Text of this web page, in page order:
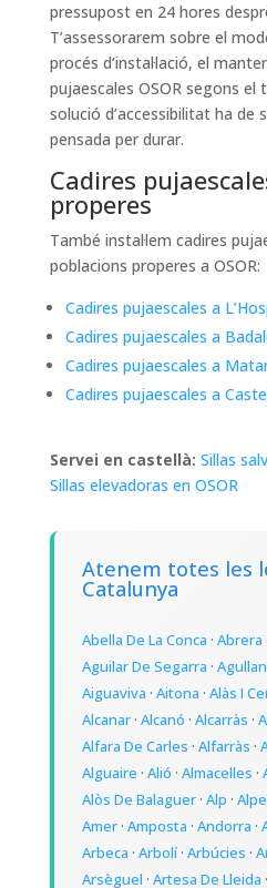
pressupost en 24 hores
T’assessorarem sobre el
procés d’instal·lació, el
pujaescales OSOR segons el
solució d’accessibilitat ha de
pensada per durar.
Cadires
properes
També instal·lem cadires
poblacions properes a OSOR:
Cadires pujaescales a
Cadires pujaescales a
Cadires pujaescales a
Cadires pujaescales a
Servei en castellà: Sillas
Sillas elevadoras en OSOR
Atenem totes les
Catalunya
Abella De La Conca · Abrera
Aguilar De Segarra ·
Aiguaviva · Aitona · Alàs I
Alcanar· Alcanó · Alcarràs ·
Alfara De Carles · Alfarràs ·
Alguaire · Alió · Almacelles ·
Alòs De Balaguer· Alp ·
Amer· Amposta · Andorra ·
Arbeca · Arbolí· Arbúcies ·
Arsèguel · Artesa De Lleida ·